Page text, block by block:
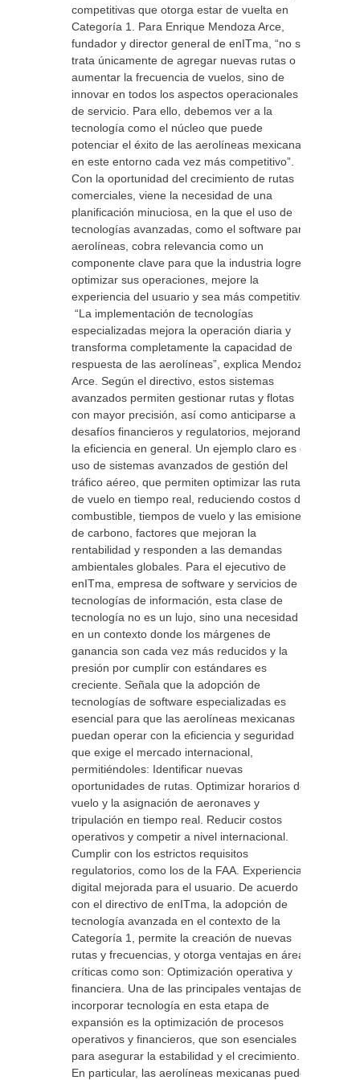
competitivas que otorga estar de vuelta en
Categoría 1. Para Enrique Mendoza Arce,
fundador y director general de enITma, “no se
trata únicamente de agregar nuevas rutas o
aumentar la frecuencia de vuelos, sino de
innovar en todos los aspectos operacionales y
de servicio. Para ello, debemos ver a la
tecnología como el núcleo que puede
potenciar el éxito de las aerolíneas mexicanas
en este entorno cada vez más competitivo”.
Con la oportunidad del crecimiento de rutas
comerciales, viene la necesidad de una
planificación minuciosa, en la que el uso de
tecnologías avanzadas, como el software para
aerolíneas, cobra relevancia como un
componente clave para que la industria logre
optimizar sus operaciones, mejore la
experiencia del usuario y sea más competitiva.
“La implementación de tecnologías
especializadas mejora la operación diaria y
transforma completamente la capacidad de
respuesta de las aerolíneas”, explica Mendoza
Arce. Según el directivo, estos sistemas
avanzados permiten gestionar rutas y flotas
con mayor precisión, así como anticiparse a
desafíos financieros y regulatorios, mejorando
la eficiencia en general. Un ejemplo claro es el
uso de sistemas avanzados de gestión del
tráfico aéreo, que permiten optimizar las rutas
de vuelo en tiempo real, reduciendo costos de
combustible, tiempos de vuelo y las emisiones
de carbono, factores que mejoran la
rentabilidad y responden a las demandas
ambientales globales. Para el ejecutivo de
enITma, empresa de software y servicios de
tecnologías de información, esta clase de
tecnología no es un lujo, sino una necesidad
en un contexto donde los márgenes de
ganancia son cada vez más reducidos y la
presión por cumplir con estándares es
creciente. Señala que la adopción de
tecnologías de software especializadas es
esencial para que las aerolíneas mexicanas
puedan operar con la eficiencia y seguridad
que exige el mercado internacional,
permitiéndoles: Identificar nuevas
oportunidades de rutas. Optimizar horarios de
vuelo y la asignación de aeronaves y
tripulación en tiempo real. Reducir costos
operativos y competir a nivel internacional.
Cumplir con los estrictos requisitos
regulatorios, como los de la FAA. Experiencia
digital mejorada para el usuario. De acuerdo
con el directivo de enITma, la adopción de
tecnología avanzada en el contexto de la
Categoría 1, permite la creación de nuevas
rutas y frecuencias, y otorga ventajas en áreas
críticas como son: Optimización operativa y
financiera. Una de las principales ventajas de
incorporar tecnología en esta etapa de
expansión es la optimización de procesos
operativos y financieros, que son esenciales
para asegurar la estabilidad y el crecimiento.
En particular, las aerolíneas mexicanas pueden